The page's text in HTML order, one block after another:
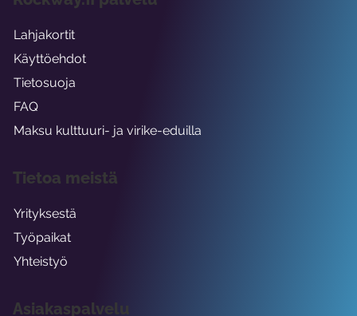
Asiakaspalvelu
Lahjakortit
Käyttöehdot
Tietosuoja
FAQ
Maksu kulttuuri- ja virike-eduilla
Tietoa meistä
Yrityksestä
Työpaikat
Yhteistyö